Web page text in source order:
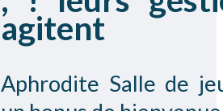
agitent
Aphrodite Salle de